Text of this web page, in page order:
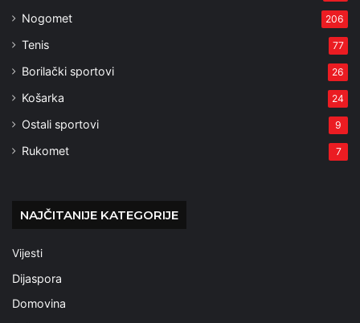
Nogomet 206
Tenis 77
Borilački sportovi 26
Košarka 24
Ostali sportovi 9
Rukomet 7
NAJČITANIJE KATEGORIJE
Vijesti
Dijaspora
Domovina